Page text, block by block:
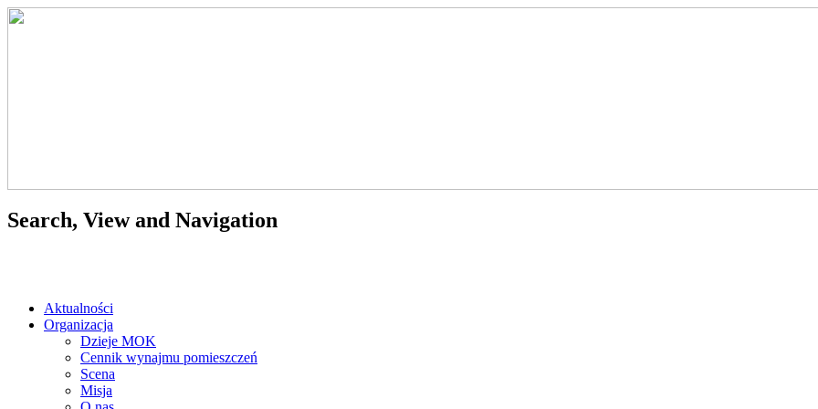
Search, View and Navigation
Aktualności
Organizacja
Dzieje MOK
Cennik wynajmu pomieszczeń
Scena
Misja